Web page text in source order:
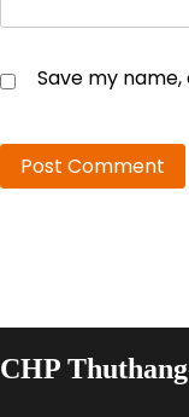
Save my
CHP